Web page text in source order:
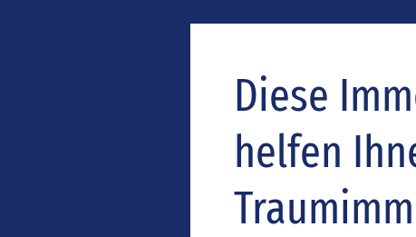
Diese
helfen